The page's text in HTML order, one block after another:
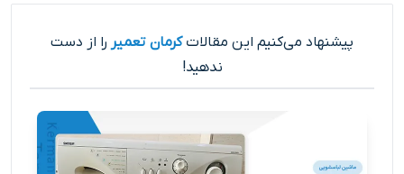
پیشنهاد می‌کنیم این مقالاتکرمان تعمیر را از دست
ندهید!